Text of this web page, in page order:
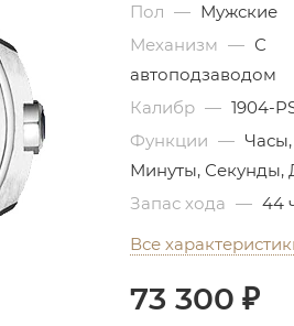
Пол — Мужские
Механизм — С
автоподзаводом
Калибр — 1904-
Функции — Часы,
Минуты, Секунды,
Запас хода — 44
Все
73 300 ₽